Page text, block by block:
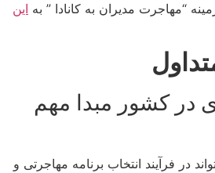
“مهاجرت مدیران به کانادا ” به این
در کشور مبدا مهم
در فرآیند انتخاب برنامه مهاجرتی و